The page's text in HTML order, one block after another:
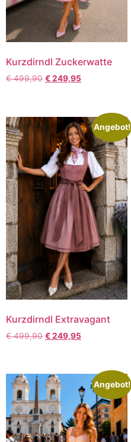
Kurzdirndl Zuckerwatte
€499,90 €249,95
Angebot!
Kurzdirndl Extravagant
€499,90 €249,95
Angebot!